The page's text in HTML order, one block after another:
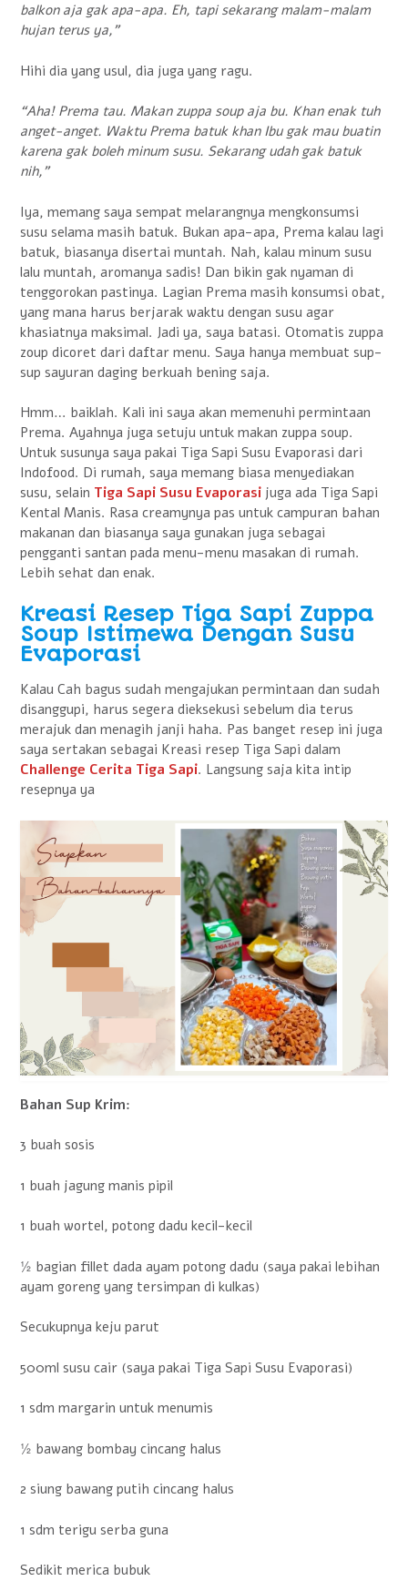
balkon aja gak apa-apa. Eh, tapi sekarang malam-malam
hujan terus ya,”
Hihi dia yang usul, dia juga yang ragu.
“Aha! Prema tau. Makan zuppa soup aja bu. Khan enak tuh
anget-anget. Waktu Prema batuk khan Ibu gak mau buatin
karena gak boleh minum susu. Sekarang udah gak batuk
nih,”
Iya, memang saya sempat melarangnya mengkonsumsi
susu selama masih batuk. Bukan apa-apa, Prema kalau lagi
batuk, biasanya disertai muntah. Nah, kalau minum susu
lalu muntah, aromanya sadis! Dan bikin gak nyaman di
tenggorokan pastinya. Lagian Prema masih konsumsi obat,
yang mana harus berjarak waktu dengan susu agar
khasiatnya maksimal. Jadi ya, saya batasi. Otomatis zuppa
zoup dicoret dari daftar menu. Saya hanya membuat sup-
sup sayuran daging berkuah bening saja.
Hmm… baiklah. Kali ini saya akan memenuhi permintaan
Prema. Ayahnya juga setuju untuk makan zuppa soup.
Untuk susunya saya pakai Tiga Sapi Susu Evaporasi dari
Indofood. Di rumah, saya memang biasa menyediakan
susu, selain Tiga Sapi Susu Evaporasi juga ada Tiga Sapi
Kental Manis. Rasa creamynya pas untuk campuran bahan
makanan dan biasanya saya gunakan juga sebagai
pengganti santan pada menu-menu masakan di rumah.
Lebih sehat dan enak.
Kreasi Resep Tiga Sapi Zuppa
Soup Istimewa Dengan Susu
Evaporasi
Kalau Cah bagus sudah mengajukan permintaan dan sudah
disanggupi, harus segera dieksekusi sebelum dia terus
merajuk dan menagih janji haha. Pas banget resep ini juga
saya sertakan sebagai Kreasi resep Tiga Sapi dalam
Challenge Cerita Tiga Sapi. Langsung saja kita intip
resepnya ya
Bahan Sup Krim:
3 buah sosis
1 buah jagung manis pipil
1 buah wortel, potong dadu kecil-kecil
½ bagian fillet dada ayam potong dadu (saya pakai lebihan
ayam goreng yang tersimpan di kulkas)
Secukupnya keju parut
500ml susu cair (saya pakai Tiga Sapi Susu Evaporasi)
1 sdm margarin untuk menumis
½ bawang bombay cincang halus
2 siung bawang putih cincang halus
1 sdm terigu serba guna
Sedikit merica bubuk